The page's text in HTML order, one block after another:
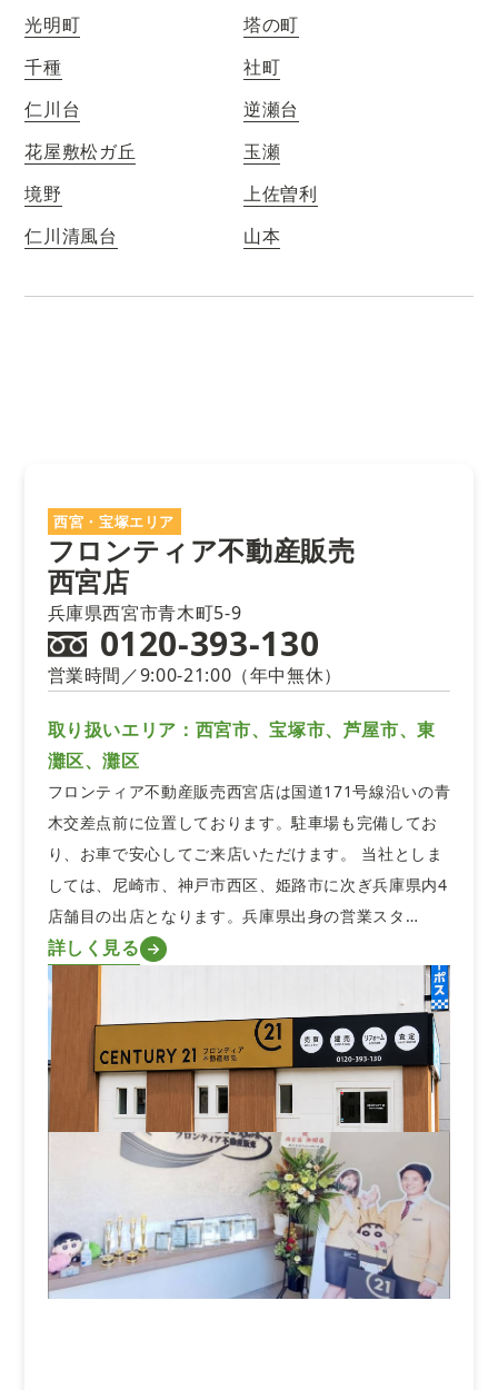
光明町
塔の町
千種
社町
仁川台
逆瀬台
花屋敷松ガ丘
玉瀬
境野
上佐曽利
仁川清風台
山本
西宮・宝塚エリア
フロンティア不動産販売
西宮店
兵庫県西宮市青木町5-9
0120-393-130
営業時間／9:00-21:00（年中無休）
取り扱いエリア：西宮市、宝塚市、芦屋市、東
灘区、灘区
フロンティア不動産販売西宮店は国道171号線沿いの青
木交差点前に位置しております。駐車場も完備してお
り、お車で安心してご来店いただけます。 当社としま
しては、尼崎市、神戸市西区、姫路市に次ぎ兵庫県内4
店舗目の出店となります。兵庫県出身の営業スタ…
詳しく見る